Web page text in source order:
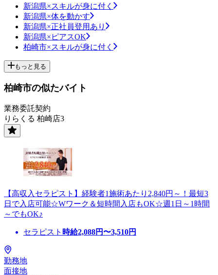
新潟県×スキルが身に付く
新潟県×体を動かす
新潟県×正社員登用あり
新潟県×ピアスOK
柏崎市×スキルが身に付く
もっと見る
柏崎市の似たバイト
業務委託契約
りらくる 柏崎店3
【高収入セラピスト】経験者1施術あたり2,840円～！最短3
日で入店可能☆Wワーク＆短時間入店もOK☆週1日～1時間
～でもOK♪
セラピスト 時給2,088円〜3,510円
勤務地
面接地